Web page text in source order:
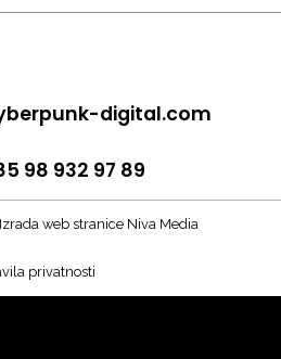
digital.com
98 932 97 89
web stranice Niva Media
privatnosti